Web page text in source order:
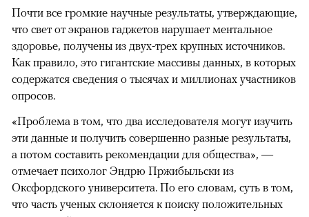
Почти все громкие научные результаты, утверждающие,
что свет от экранов гаджетов нарушает ментальное
здоровье, получены из двух-трех крупных источников.
Как правило, это гигантские массивы данных, в которых
содержатся сведения о тысячах и миллионах участников
опросов.
«Проблема в том, что два исследователя могут изучить
эти данные и получить совершенно разные результаты,
а потом составить рекомендации для общества», —
отмечает психолог Эндрю Пржибыльски из
Оксфордского университета. По его словам, суть в том,
что часть ученых склоняется к поиску положительных